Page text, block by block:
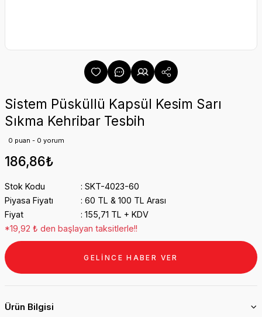
Sistem Püsküllü Kapsül Kesim Sarı
Sıkma Kehribar Tesbih
0 puan - 0 yorum
186,86₺
Stok Kodu
SKT-4023-60
Piyasa Fiyatı
60 TL & 100 TL Arası
Fiyat
155,71 TL + KDV
*19,92 ₺ den başlayan taksitlerle!!
GELİNCE HABER VER
Ürün Bilgisi